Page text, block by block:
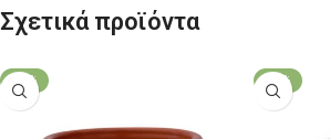
Σχετικά προϊόντα
-21% -21%